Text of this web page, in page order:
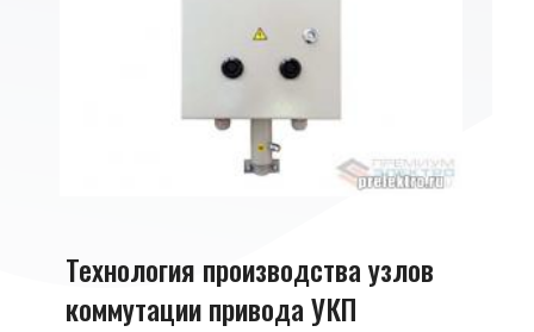
Технология производства узлов
коммутации привода УКП